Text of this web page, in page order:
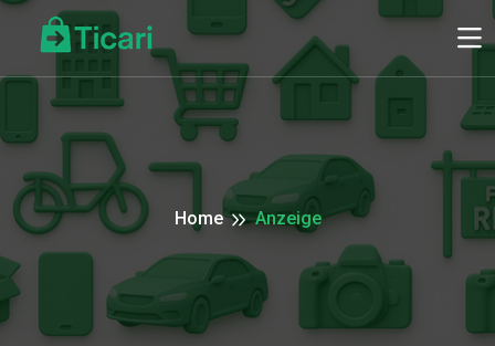
Home Anzeige